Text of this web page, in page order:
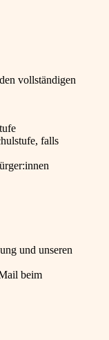
vollständigen
falls
und unseren
beim